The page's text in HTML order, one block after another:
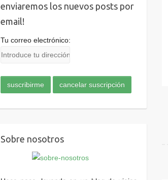
enviaremos los nuevos posts por
email!
Tu correo electrónico:
Sobre nosotros